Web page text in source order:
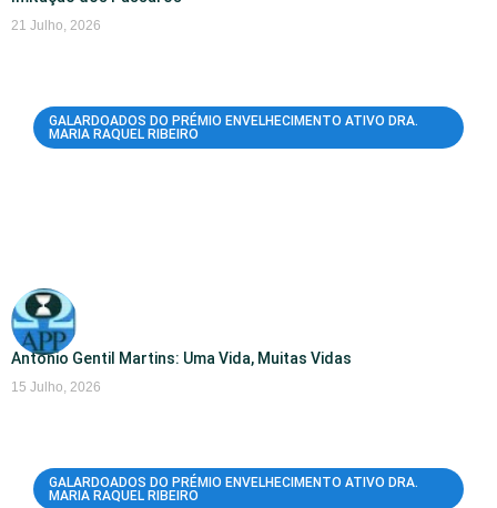
21 Julho, 2026
GALARDOADOS DO PRÉMIO ENVELHECIMENTO ATIVO DRA.
MARIA RAQUEL RIBEIRO
António Gentil Martins: Uma Vida, Muitas Vidas
15 Julho, 2026
GALARDOADOS DO PRÉMIO ENVELHECIMENTO ATIVO DRA.
MARIA RAQUEL RIBEIRO